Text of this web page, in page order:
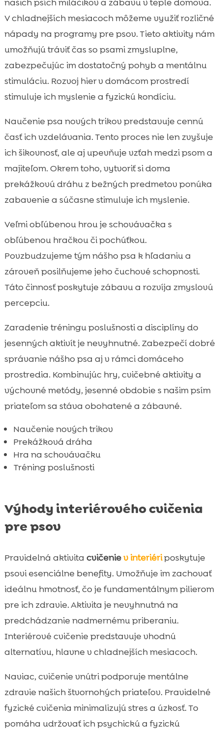
V chladnejších mesiacoch môžeme využiť rozličné
nápady na programy pre psov. Tieto aktivity nám
umožňujú tráviť čas so psami zmysluplne,
zabezpečujúc im dostatočný pohyb a mentálnu
stimuláciu. Rozvoj hier v domácom prostredí
stimuluje ich myslenie a fyzickú kondíciu.
Naučenie psa nových trikov predstavuje cennú
časť ich vzdelávania. Tento proces nie len zvyšuje
ich šikovnosť, ale aj upevňuje vzťah medzi psom a
majiteľom. Okrem toho, vytvoriť si doma
prekážkovú dráhu z bežných predmetov ponúka
zabavenie a súčasne stimuluje ich myslenie.
Veľmi obľúbenou hrou je schovávačka s
obľúbenou hračkou či pochúťkou.
Povzbudzujeme tým nášho psa k hľadaniu a
zároveň posilňujeme jeho čuchové schopnosti.
Táto činnosť poskytuje zábavu a rozvíja zmyslovú
percepciu.
Zaradenie tréningu poslušnosti a disciplíny do
jesenných aktivít je nevyhnutné. Zabezpečí dobré
správanie nášho psa aj v rámci domáceho
prostredia. Kombinujúc hry, cvičebné aktivity a
výchovné metódy, jesenné obdobie s našim psím
priateľom sa stáva obohatené a zábavné.
Naučenie nových trikov
Prekážková dráha
Hra na schovávačku
Tréning poslušnosti
Výhody interiérového cvičenia
pre psov
Pravidelná aktivita cvičeniev interiériposkytuje
psovi esenciálne benefity. Umožňuje im zachovať
ideálnu hmotnosť, čo je fundamentálnym pilierom
pre ich zdravie. Aktivita je nevyhnutná na
predchádzanie nadmernému priberaniu.
Interiérové cvičenie predstavuje vhodnú
alternatívu, hlavne v chladnejších mesiacoch.
Naviac, cvičenie vnútri podporuje mentálne
zdravie našich štvornohých priateľov. Pravidelné
fyzické cvičenia minimalizujú stres a úzkosť. To
pomáha udržovať ich psychickú a fyzickú